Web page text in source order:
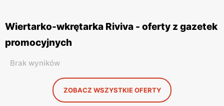
Wiertarko-wkrętarka Riviva - oferty z gazetek
promocyjnych
Brak wyników
ZOBACZ WSZYSTKIE OFERTY